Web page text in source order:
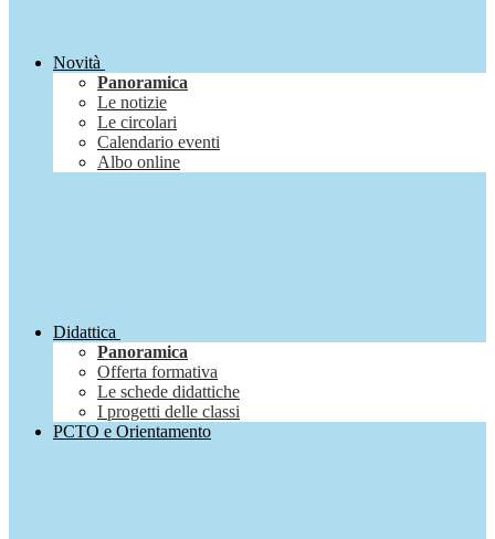
Novità
Panoramica
Le notizie
Le circolari
Calendario eventi
Albo online
Didattica
Panoramica
Offerta formativa
Le schede didattiche
I progetti delle classi
PCTO e Orientamento